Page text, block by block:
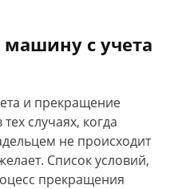
с учета
и прекращение
случаях, когда
не происходит
Список условий,
прекращения